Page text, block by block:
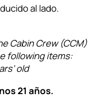
al lado.
Cabin Crew (CCM)
following items:
old
21 años.